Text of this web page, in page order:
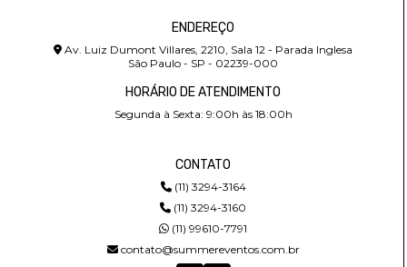
ENDEREÇO
Av. Luiz Dumont Villares, 2210, Sala 12 - Parada Inglesa
São Paulo - SP - 02239-000
HORÁRIO DE ATENDIMENTO
Segunda à Sexta: 9:00h às 18:00h
CONTATO
(11) 3294-3164
(11) 3294-3160
(11) 99610-7791
contato@summereventos.com.br